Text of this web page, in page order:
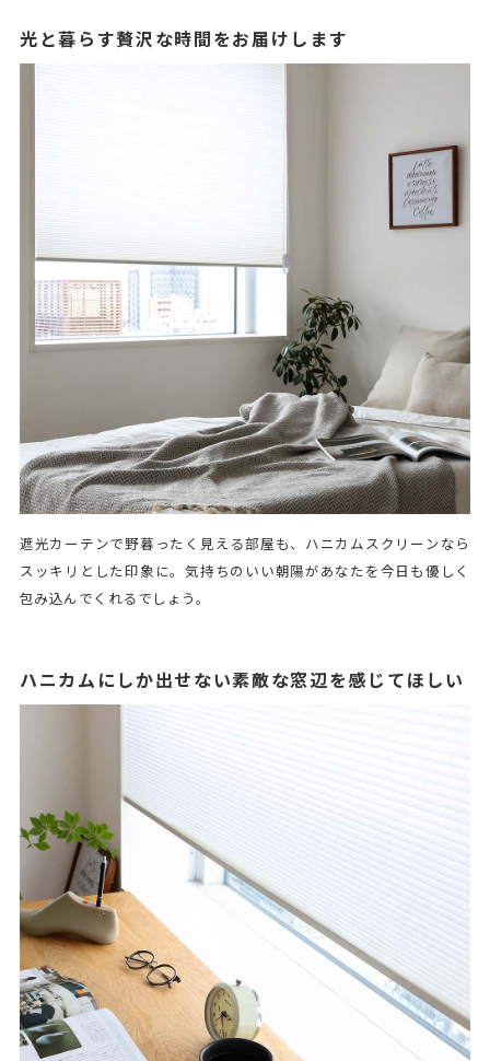
光と暮らす贅沢な時間をお届けします
遮光カーテンで野暮ったく見える部屋も、ハニカムスクリーンなら
スッキリとした印象に。気持ちのいい朝陽があなたを今日も優しく
包み込んでくれるでしょう。
ハニカムにしか出せない素敵な窓辺を感じてほしい